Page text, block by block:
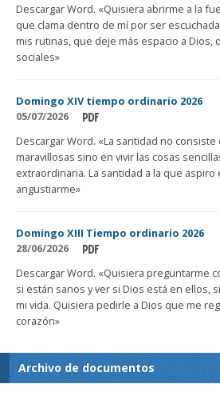
Descargar Word. «Quisiera abrirme a la
que clama dentro de mí por ser
mis rutinas, que deje más espacio a Dios,
sociales»
Domingo XIV tiempo ordinario 2026
05/07/2026
Descargar Word. «La santidad no
maravillosas sino en vivir las cosas
extraordinaria. La santidad a la que
angustiarme»
Domingo XIII Tiempo ordinario 2026
28/06/2026
Descargar Word. «Quisiera preguntarme
si están sanos y ver si Dios está en ellos,
mi vida. Quisiera pedirle a Dios que me
corazón»
Archivo de documentos